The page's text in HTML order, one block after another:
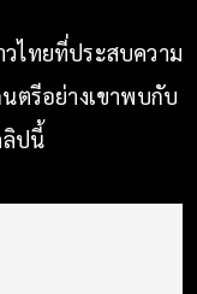
ไทยที่ประสบความ
ตรีอย่างเขาพบกับ
ลิปนี้